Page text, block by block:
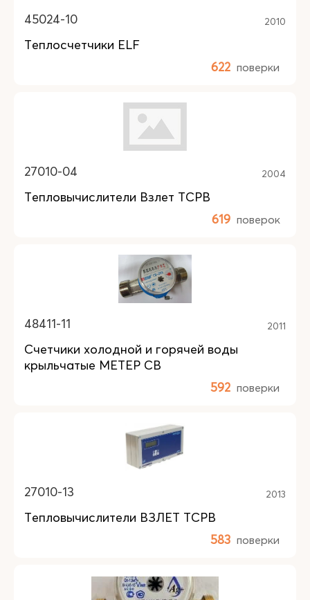
45024-10 2010
Теплосчетчики ELF
622 поверки
27010-04 2004
Тепловычислители Взлет ТСРВ
619 поверок
48411-11 2011
Счетчики холодной и горячей воды
крыльчатые МЕТЕР СВ
592 поверки
27010-13 2013
Тепловычислители ВЗЛЕТ ТСРВ
583 поверки